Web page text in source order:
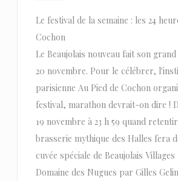
Le festival de la semaine : les 24
Cochon
Le Beaujolais nouveau fait son
20 novembre. Pour le célébrer,
parisienne Au Pied de Cochon
festival, marathon devrait-on dire !
19 novembre à 23 h 59 quand
brasserie mythique des Halles fera
cuvée spéciale de Beaujolais
Domaine des Nugues par Gilles